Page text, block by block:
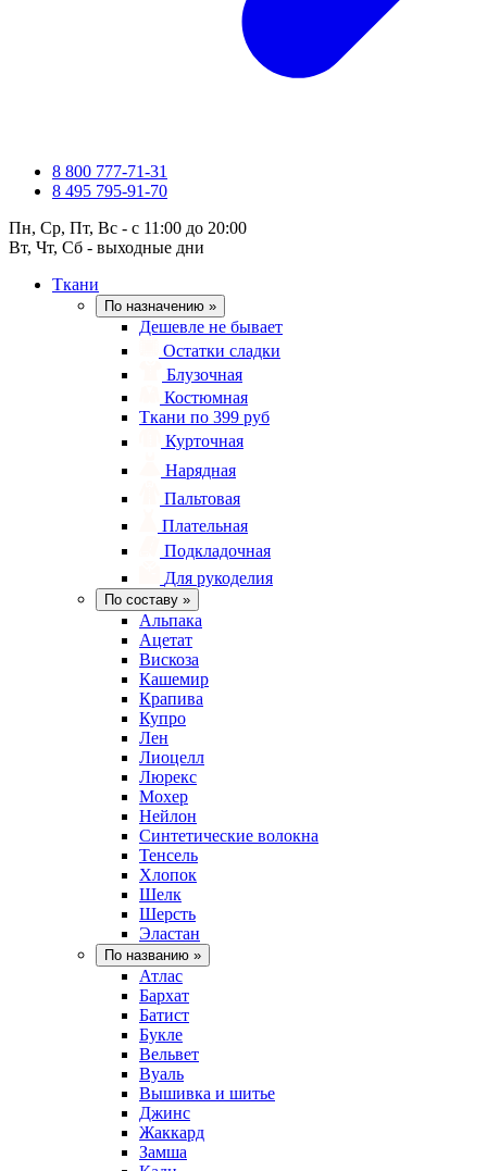
8 800 777-71-31
8 495 795-91-70
Пн, Ср, Пт, Вс - с 11:00 до 20:00
Вт, Чт, Сб - выходные дни
Ткани
По назначению »
Дешевле не бывает
Остатки сладки
Блузочная
Костюмная
Ткани по 399 руб
Курточная
Нарядная
Пальтовая
Плательная
Подкладочная
Для рукоделия
По составу »
Альпака
Ацетат
Вискоза
Кашемир
Крапива
Купро
Лен
Лиоцелл
Люрекс
Мохер
Нейлон
Синтетические волокна
Тенсель
Хлопок
Шелк
Шерсть
Эластан
По названию »
Атлас
Бархат
Батист
Букле
Вельвет
Вуаль
Вышивка и шитье
Джинс
Жаккард
Замша